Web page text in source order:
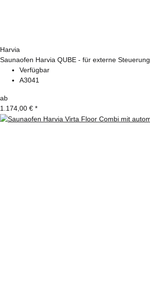
Harvia
Saunaofen Harvia QUBE - für externe Steuerung
Verfügbar
A3041
ab
1.174,00 € *